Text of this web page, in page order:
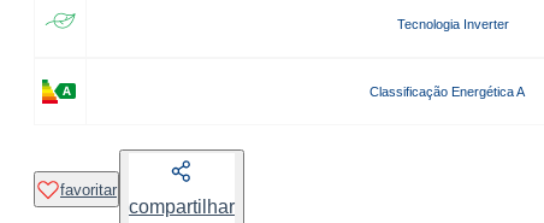
Tecnologia Inverter
Classificação Energética A
favoritar
compartilhar